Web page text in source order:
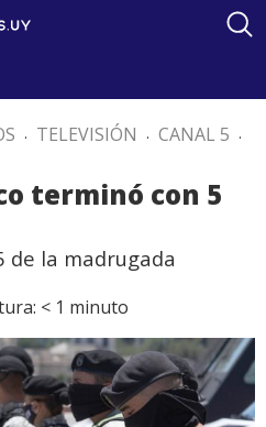
. TELEVISIÓN . CANAL 5 .
terminó con 5
de la madrugada
< 1 minuto